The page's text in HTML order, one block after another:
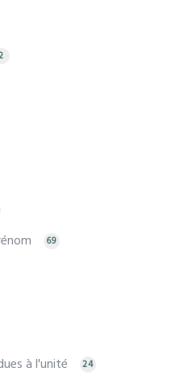
69
à l'unité 24